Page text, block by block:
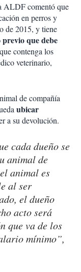
ALDF comentó que
en perros y
de 2015, y tiene
que debe
contenga los
veterinario,
de compañía
ubicar
a su devolución.
cada dueño se
animal de
animal es
al ser
el dueño
acto será
que va de los
mínimo”,